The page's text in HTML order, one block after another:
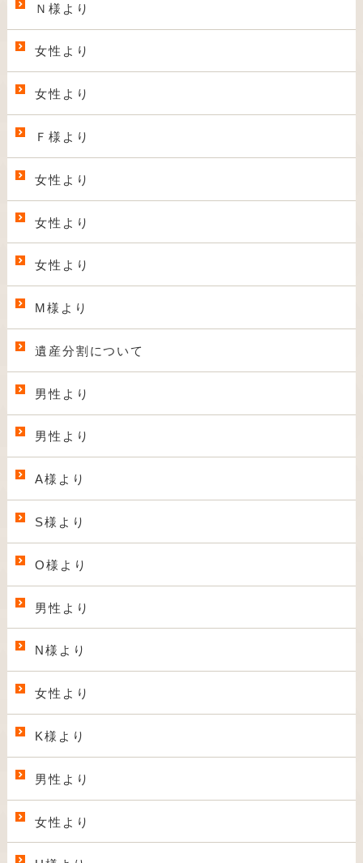
Ｎ様より
女性より
女性より
Ｆ様より
女性より
女性より
女性より
M様より
遺産分割について
男性より
男性より
A様より
S様より
O様より
男性より
N様より
女性より
K様より
男性より
女性より